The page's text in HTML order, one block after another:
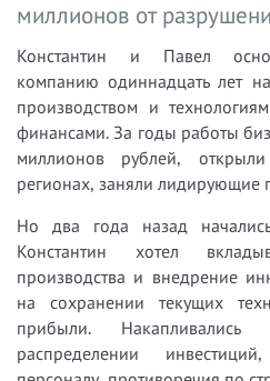
миллионов от
Константин и Павел
компанию одиннадцать лет
производством и
финансами. За годы работы
миллионов рублей,
регионах, заняли лидирующие
Но два года назад
Константин хотел
производства и внедрение
на сохранении текущих
прибыли.
распределении